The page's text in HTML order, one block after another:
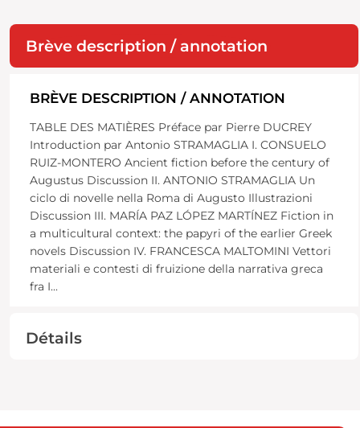
Brève description / annotation
BRÈVE DESCRIPTION / ANNOTATION
TABLE DES MATIÈRES Préface par Pierre DUCREY
Introduction par Antonio STRAMAGLIA I. CONSUELO
RUIZ-MONTERO Ancient fiction before the century of
Augustus Discussion II. ANTONIO STRAMAGLIA Un
ciclo di novelle nella Roma di Augusto Illustrazioni
Discussion III. MARÍA PAZ LÓPEZ MARTÍNEZ Fiction in
a multicultural context: the papyri of the earlier Greek
novels Discussion IV. FRANCESCA MALTOMINI Vettori
materiali e contesti di fruizione della narrativa greca
fra I...
Détails